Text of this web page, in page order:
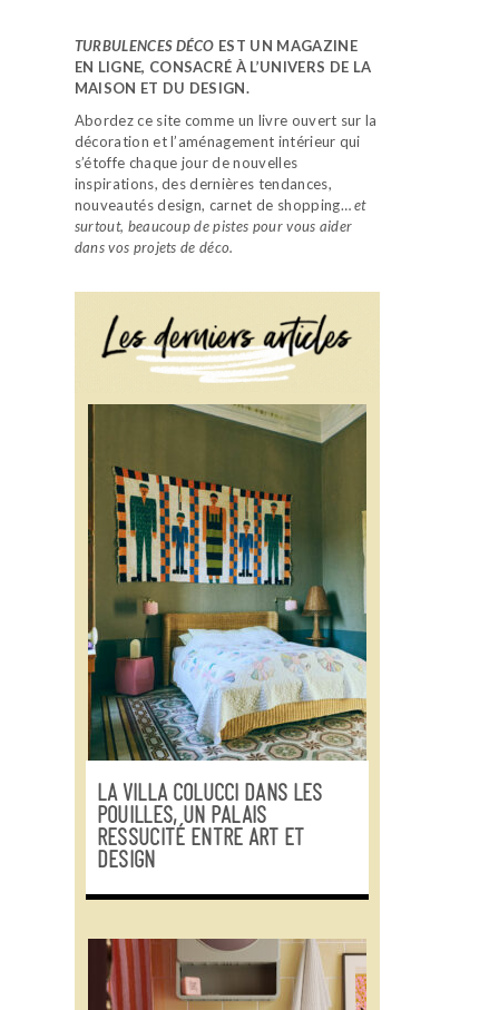
TURBULENCES DÉCO EST UN MAGAZINE
EN LIGNE, CONSACRÉ À L’UNIVERS DE LA
MAISON ET DU DESIGN.
Abordez ce site comme un livre ouvert sur la
décoration et l’aménagement intérieur qui
s’étoffe chaque jour de nouvelles
inspirations, des dernières tendances,
nouveautés design, carnet de shopping…et
surtout, beaucoup de pistes pour vous aider
dans vos projets de déco.
LA VILLA COLUCCI DANS LES
POUILLES, UN PALAIS
RESSUCITÉ ENTRE ART ET
DESIGN